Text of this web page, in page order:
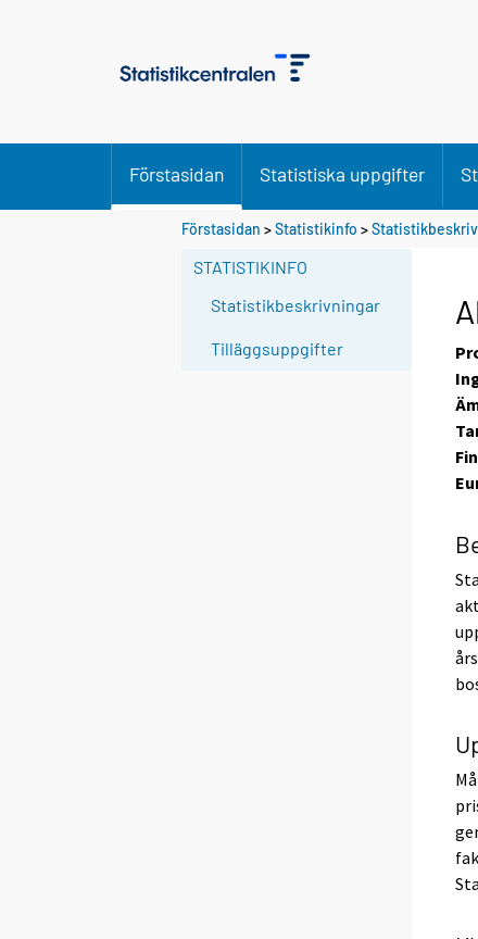
Förstasidan Statistiska uppgifter
Förstasidan >Statistikinfo >
STATISTIKINFO
Statistikbeskrivningar
Tilläggsuppgifter